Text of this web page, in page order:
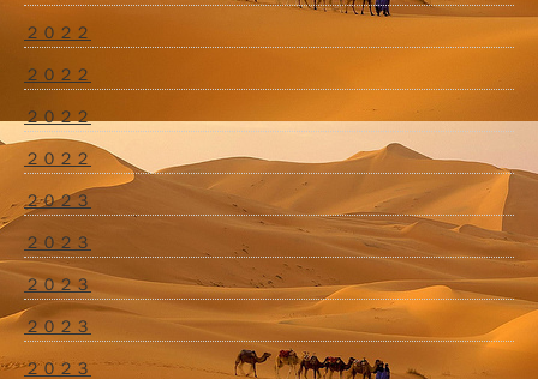
２０２２
２０２２
２０２２
２０２２
２０２３
２０２３
２０２３
２０２３
２０２３